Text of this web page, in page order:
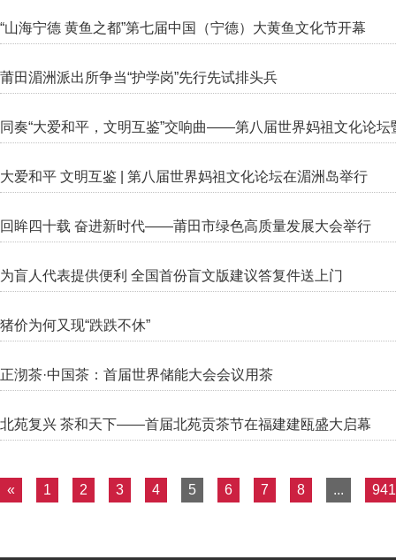
“山海宁德 黄鱼之都”第七届中国（宁德）大黄鱼文化节开幕
莆田湄洲派出所争当“护学岗”先行先试排头兵
同奏“大爱和平，文明互鉴”交响曲——第八届世界妈祖文化论
大爱和平 文明互鉴 | 第八届世界妈祖文化论坛在湄洲岛举行
回眸四十载 奋进新时代——莆田市绿色高质量发展大会举行
为盲人代表提供便利 全国首份盲文版建议答复件送上门
猪价为何又现“跌跌不休”
正沏茶·中国茶：首届世界储能大会会议用茶
北苑复兴 茶和天下——首届北苑贡茶节在福建建瓯盛大启幕
« 1 2 3 4 5 6 7 8 ... 941